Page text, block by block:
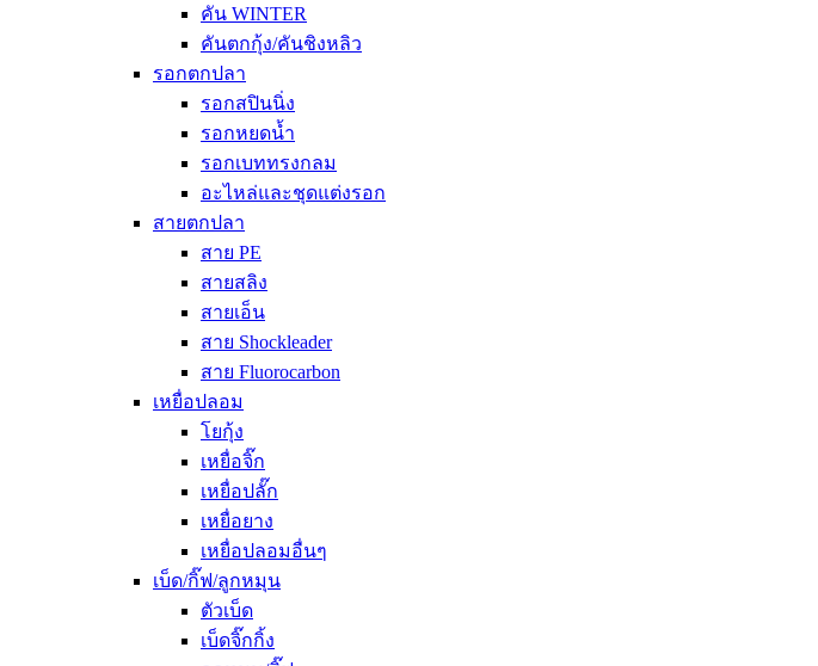
คัน WINTER
คันตกกุ้ง/คันชิงหลิว
รอกตกปลา
รอกสปินนิ่ง
รอกหยดน้ำ
รอกเบททรงกลม
อะไหล่และชุดแต่งรอก
สายตกปลา
สาย PE
สายสลิง
สายเอ็น
สาย Shockleader
สาย Fluorocarbon
เหยื่อปลอม
โยกุ้ง
เหยื่อจิ๊ก
เหยื่อปลั๊ก
เหยื่อยาง
เหยื่อปลอมอื่นๆ
เบ็ด/กิ๊ฟ/ลูกหมุน
ตัวเบ็ด
เบ็ดจิ๊กกิ้ง